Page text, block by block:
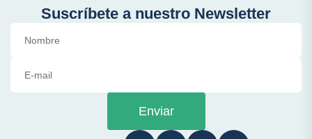
Suscríbete a nuestro Newsletter
Enviar